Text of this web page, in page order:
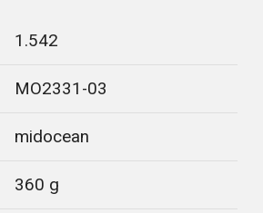
1.542
MO2331-03
midocean
360 g